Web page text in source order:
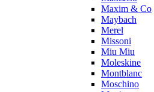
Maxim & Co
Maybach
Merel
Missoni
Miu Miu
Moleskine
Montblanc
Moschino